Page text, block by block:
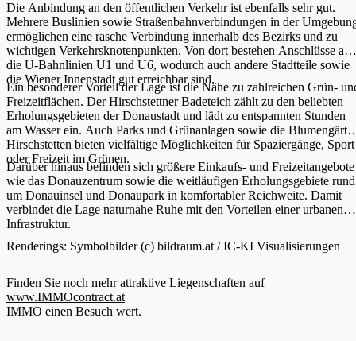
Die Anbindung an den öffentlichen Verkehr ist ebenfalls sehr gut.
Mehrere Buslinien sowie Straßenbahnverbindungen in der
ermöglichen eine rasche Verbindung innerhalb des Bezirks und zu
wichtigen Verkehrsknotenpunkten. Von dort bestehen Anschlüsse an
die U-Bahnlinien U1 und U6, wodurch auch andere Stadtteile sowie
die Wiener Innenstadt gut erreichbar sind.
Ein besonderer Vorteil der Lage ist die Nähe zu zahlreichen Grün-
Freizeitflächen. Der Hirschstettner Badeteich zählt zu den beliebten
Erholungsgebieten der Donaustadt und lädt zu entspannten Stunden
am Wasser ein. Auch Parks und Grünanlagen sowie die
Hirschstetten bieten vielfältige Möglichkeiten für Spaziergänge, Sport
oder Freizeit im Grünen.
Darüber hinaus befinden sich größere Einkaufs- und Freizeitangebote
wie das Donauzentrum sowie die weitläufigen Erholungsgebiete rund
um Donauinsel und Donaupark in komfortabler Reichweite. Damit
verbindet die Lage naturnahe Ruhe mit den Vorteilen einer urbanen
Infrastruktur.
Renderings: Symbolbilder (c) bildraum.at / IC-KI Visualisierungen
Finden Sie noch mehr attraktive Liegenschaften auf
www.IMMOcontract.at
IMMO einen Besuch wert.